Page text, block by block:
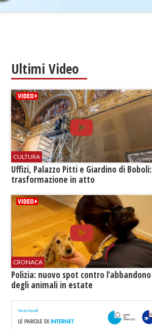
Ultimi Video
CULTURA
Uffizi, Palazzo Pitti e Giardino di Boboli:
trasformazione in atto
CRONACA
Polizia: nuovo spot contro l’abbandono
degli animali in estate